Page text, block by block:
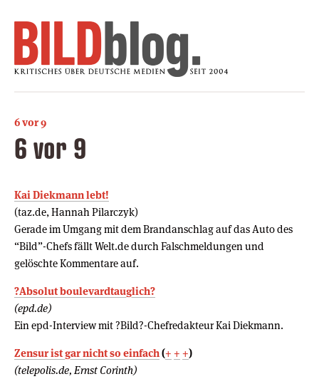
6 vor 9
6 vor 9
Kai Diekmann lebt!
(taz.de, Hannah Pilarczyk)
Gerade im Umgang mit dem Brandanschlag auf das Auto des
“Bild”-Chefs fällt Welt.de durch Falschmeldungen und
gelöschte Kommentare auf.
?Absolut boulevardtauglich?
(epd.de)
Ein epd-Interview mit ?Bild?-Chefredakteur Kai Diekmann.
Zensur ist gar nicht so einfach(+ + +)
(telepolis.de, Ernst Corinth)